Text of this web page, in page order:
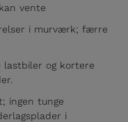
vente
i murværk; færre
og kortere
ingen tunge
i